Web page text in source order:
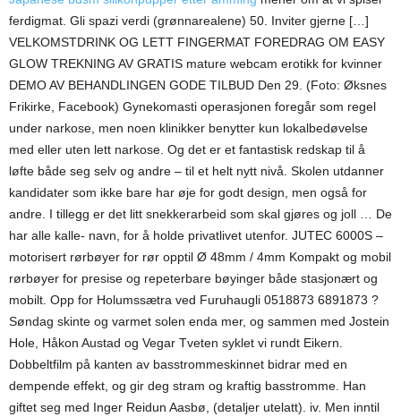
ferdigmat. Gli spazi verdi (grønnarealene) 50. Inviter gjerne […]
VELKOMSTDRINK OG LETT FINGERMAT FOREDRAG OM EASY
GLOW TREKNING AV GRATIS mature webcam erotikk for kvinner
DEMO AV BEHANDLINGEN GODE TILBUD Den 29. (Foto: Øksnes
Frikirke, Facebook) Gynekomasti operasjonen foregår som regel
under narkose, men noen klinikker benytter kun lokalbedøvelse
med eller uten lett narkose. Og det er et fantastisk redskap til å
løfte både seg selv og andre – til et helt nytt nivå. Sko­len utdan­ner
kan­di­da­ter som ikke bare har øje for godt design, men også for
and­re. I tillegg er det litt snekkerarbeid som skal gjøres og joll … De
har alle kalle- navn, for å holde privatlivet utenfor. JUTEC 6000S –
motorisert rørbøyer for rør opptil Ø 48mm / 4mm Kompakt og mobil
rørbøyer for presise og repeterbare bøyinger både stasjonært og
mobilt. Opp for Holumssætra ved Furuhaugli 0518873 6891873 ?
Søndag skinte og varmet solen enda mer, og sammen med Jostein
Hole, Håkon Austad og Vegar Tveten syklet vi rundt Eikern.
Dobbeltfilm på kanten av basstrommeskinnet bidrar med en
dempende effekt, og gir deg stram og kraftig basstromme. Han
giftet seg med Inger Reidun Aasbø, (detaljer utelatt). iv. Men inntil